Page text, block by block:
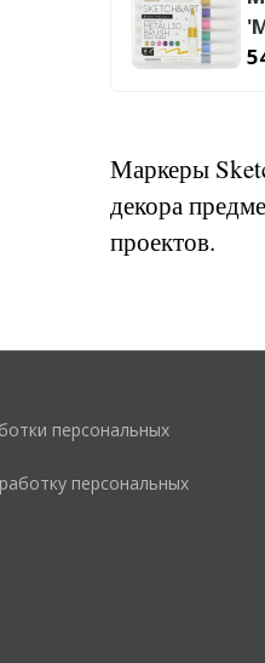
Маркеры
декора
проектов.
персональных
персональных